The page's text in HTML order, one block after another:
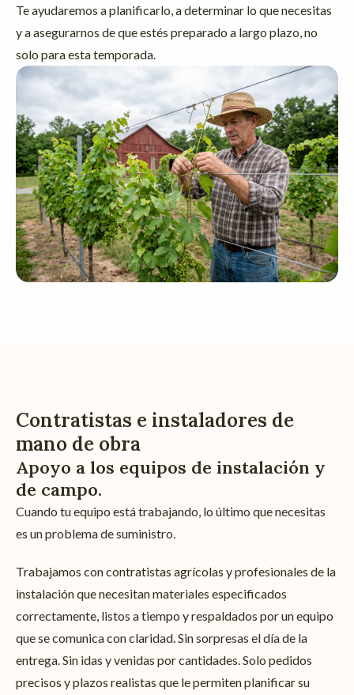
Te ayudaremos a planificarlo, a determinar lo que necesitas
y a asegurarnos de que estés preparado a largo plazo, no
solo para esta temporada.
Contratistas e instaladores de
mano de obra
Apoyo a los equipos de instalación y
de campo.
Cuando tu equipo está trabajando, lo último que necesitas
es un problema de suministro.
Trabajamos con contratistas agrícolas y profesionales de la
instalación que necesitan materiales especificados
correctamente, listos a tiempo y respaldados por un equipo
que se comunica con claridad. Sin sorpresas el día de la
entrega. Sin idas y venidas por cantidades. Solo pedidos
precisos y plazos realistas que le permiten planificar su